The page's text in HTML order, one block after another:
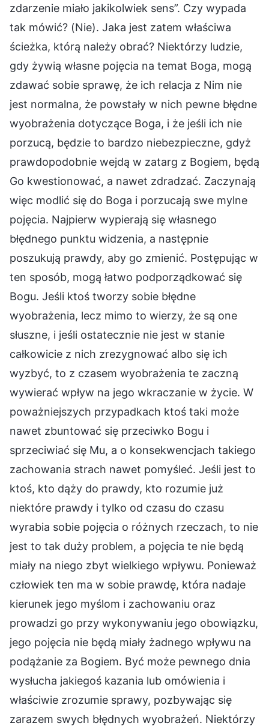
zdarzenie miało jakikolwiek sens”. Czy wypada
tak mówić? (Nie). Jaka jest zatem właściwa
ścieżka, którą należy obrać? Niektórzy ludzie,
gdy żywią własne pojęcia na temat Boga, mogą
zdawać sobie sprawę, że ich relacja z Nim nie
jest normalna, że powstały w nich pewne błędne
wyobrażenia dotyczące Boga, i że jeśli ich nie
porzucą, będzie to bardzo niebezpieczne, gdyż
prawdopodobnie wejdą w zatarg z Bogiem, będą
Go kwestionować, a nawet zdradzać. Zaczynają
więc modlić się do Boga i porzucają swe mylne
pojęcia. Najpierw wypierają się własnego
błędnego punktu widzenia, a następnie
poszukują prawdy, aby go zmienić. Postępując w
ten sposób, mogą łatwo podporządkować się
Bogu. Jeśli ktoś tworzy sobie błędne
wyobrażenia, lecz mimo to wierzy, że są one
słuszne, i jeśli ostatecznie nie jest w stanie
całkowicie z nich zrezygnować albo się ich
wyzbyć, to z czasem wyobrażenia te zaczną
wywierać wpływ na jego wkraczanie w życie. W
poważniejszych przypadkach ktoś taki może
nawet zbuntować się przeciwko Bogu i
sprzeciwiać się Mu, a o konsekwencjach takiego
zachowania strach nawet pomyśleć. Jeśli jest to
ktoś, kto dąży do prawdy, kto rozumie już
niektóre prawdy i tylko od czasu do czasu
wyrabia sobie pojęcia o różnych rzeczach, to nie
jest to tak duży problem, a pojęcia te nie będą
miały na niego zbyt wielkiego wpływu. Ponieważ
człowiek ten ma w sobie prawdę, która nadaje
kierunek jego myślom i zachowaniu oraz
prowadzi go przy wykonywaniu jego obowiązku,
jego pojęcia nie będą miały żadnego wpływu na
podążanie za Bogiem. Być może pewnego dnia
wysłucha jakiegoś kazania lub omówienia i
właściwie zrozumie sprawy, pozbywając się
zarazem swych błędnych wyobrażeń. Niektórzy